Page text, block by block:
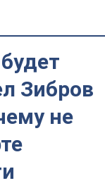
Зибров
не